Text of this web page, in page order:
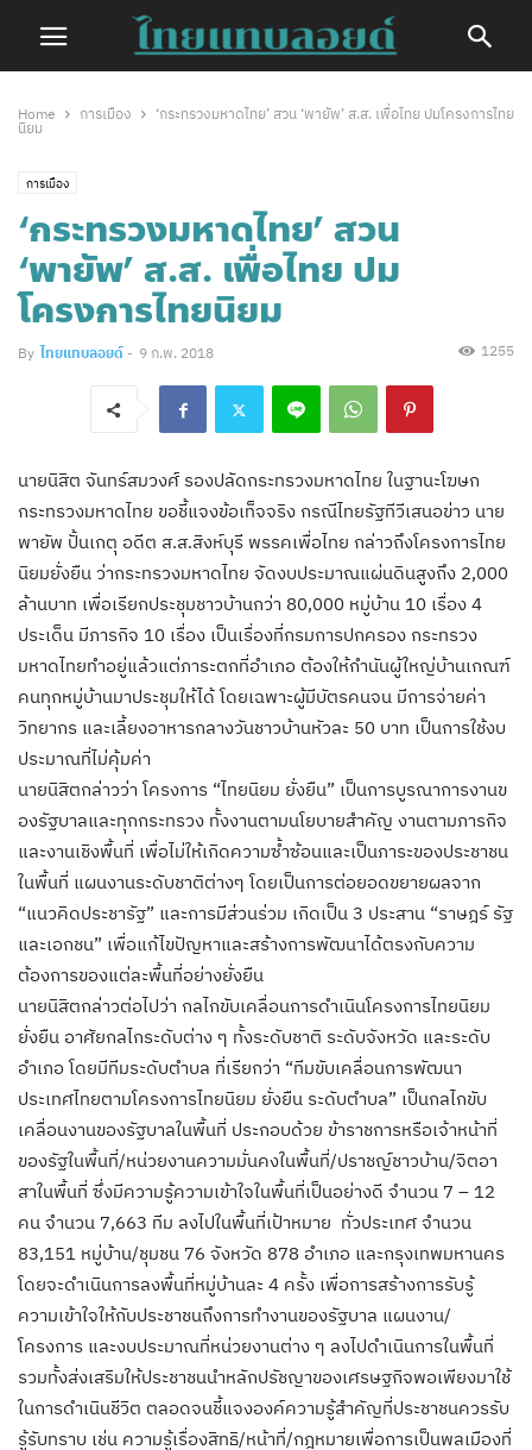
Home การเมือง
‘กระทรวงมหาดไทย’ สวน ‘พายัพ’ ส.ส. เพื่อไทย ปมโครงการไทย
นิยม
การเมือง
‘กระทรวงมหาดไทย’ สวน
‘พายัพ’ ส.ส. เพื่อไทย ปม
โครงการไทยนิยม
By ไทยแทบลอยด์ - 9 ก.พ. 2018 1255
นายนิสิต จันทร์สมวงศ์ รองปลัดกระทรวงมหาดไทย ในฐานะโฆษก
กระทรวงมหาดไทย ขอชี้แจงข้อเท็จจริง กรณีไทยรัฐทีวีเสนอข่าว นาย
พายัพ ปั้นเกตุ อดีต ส.ส.สิงห์บุรี พรรคเพื่อไทย กล่าวถึงโครงการไทย
นิยมยั่งยืน ว่ากระทรวงมหาดไทย จัดงบประมาณแผ่นดินสูงถึง 2,000
ล้านบาท เพื่อเรียกประชุมชาวบ้านกว่า 80,000 หมู่บ้าน 10 เรื่อง 4
ประเด็น มีภารกิจ 10 เรื่อง เป็นเรื่องที่กรมการปกครอง กระทรวง
มหาดไทยทำอยู่แล้วแต่ภาระตกที่อำเภอ ต้องให้กำนันผู้ใหญ่บ้านเกณฑ์
คนทุกหมู่บ้านมาประชุมให้ได้ โดยเฉพาะผู้มีบัตรคนจน มีการจ่ายค่า
วิทยากร และเลี้ยงอาหารกลางวันชาวบ้านหัวละ 50 บาท เป็นการใช้งบ
ประมาณที่ไม่คุ้มค่า
นายนิสิตกล่าวว่า โครงการ “ไทยนิยม ยั่งยืน” เป็นการบูรณาการงานข
องรัฐบาลและทุกกระทรวง ทั้งงานตามนโยบายสำคัญ งานตามภารกิจ
และงานเชิงพื้นที่ เพื่อไม่ให้เกิดความซ้ำซ้อนและเป็นภาระของประชาชน
ในพื้นที่ แผนงานระดับชาติต่างๆ โดยเป็นการต่อยอดขยายผลจาก
“แนวคิดประชารัฐ” และการมีส่วนร่วม เกิดเป็น 3 ประสาน “ราษฎร์ รัฐ
และเอกชน” เพื่อแก้ไขปัญหาและสร้างการพัฒนาได้ตรงกับความ
ต้องการของแต่ละพื้นที่อย่างยั่งยืน
นายนิสิตกล่าวต่อไปว่า กลไกขับเคลื่อนการดำเนินโครงการไทยนิยม
ยั่งยืน อาศัยกลไกระดับต่าง ๆ ทั้งระดับชาติ ระดับจังหวัด และระดับ
อำเภอ โดยมีทีมระดับตำบล ที่เรียกว่า “ทีมขับเคลื่อนการพัฒนา
ประเทศไทยตามโครงการไทยนิยม ยั่งยืน ระดับตำบล” เป็นกลไกขับ
เคลื่อนงานของรัฐบาลในพื้นที่ ประกอบด้วย ข้าราชการหรือเจ้าหน้าที่
ของรัฐในพื้นที่/หน่วยงานความมั่นคงในพื้นที่/ปราชญ์ชาวบ้าน/จิตอา
สาในพื้นที่ ซึ่งมีความรู้ความเข้าใจในพื้นที่เป็นอย่างดี จำนวน 7 – 12
คน จำนวน 7,663 ทีม ลงไปในพื้นที่เป้าหมาย ทั่วประเทศ จำนวน
83,151 หมู่บ้าน/ชุมชน 76 จังหวัด 878 อำเภอ และกรุงเทพมหานคร
โดยจะดำเนินการลงพื้นที่หมู่บ้านละ 4 ครั้ง เพื่อการสร้างการรับรู้
ความเข้าใจให้กับประชาชนถึงการทำงานของรัฐบาล แผนงาน/
โครงการ และงบประมาณที่หน่วยงานต่าง ๆ ลงไปดำเนินการในพื้นที่
รวมทั้งส่งเสริมให้ประชาชนนำหลักปรัชญาของเศรษฐกิจพอเพียงมาใช้
ในการดำเนินชีวิต ตลอดจนชี้แจงองค์ความรู้สำคัญที่ประชาชนควรรับ
รู้รับทราบ เช่น ความรู้เรื่องสิทธิ/หน้าที่/กฎหมายเพื่อการเป็นพลเมืองที่